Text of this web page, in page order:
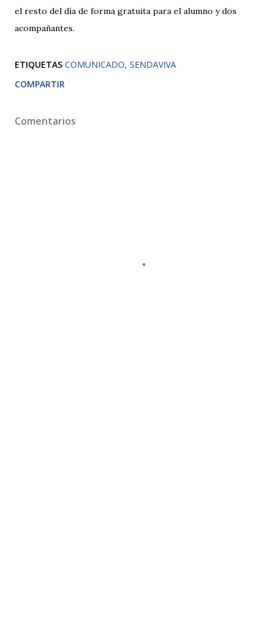
el resto del día de forma gratuita para el alumno y dos
acompañantes.
ETIQUETAS COMUNICADO SENDAVIVA
COMPARTIR
Comentarios